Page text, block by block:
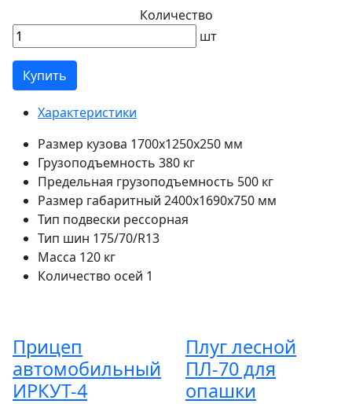
Количество
шт
Купить
Характеристики
Размер кузова 1700x1250x250 мм
Грузоподъемность 380 кг
Предельная грузоподъемность 500 кг
Размер габаритный 2400х1690х750 мм
Тип подвески рессорная
Тип шин 175/70/R13
Масса 120 кг
Количество осей 1
Прицеп
автомобильный
ИРКУТ-4
Плуг лесной
ПЛ-70 для
опашки